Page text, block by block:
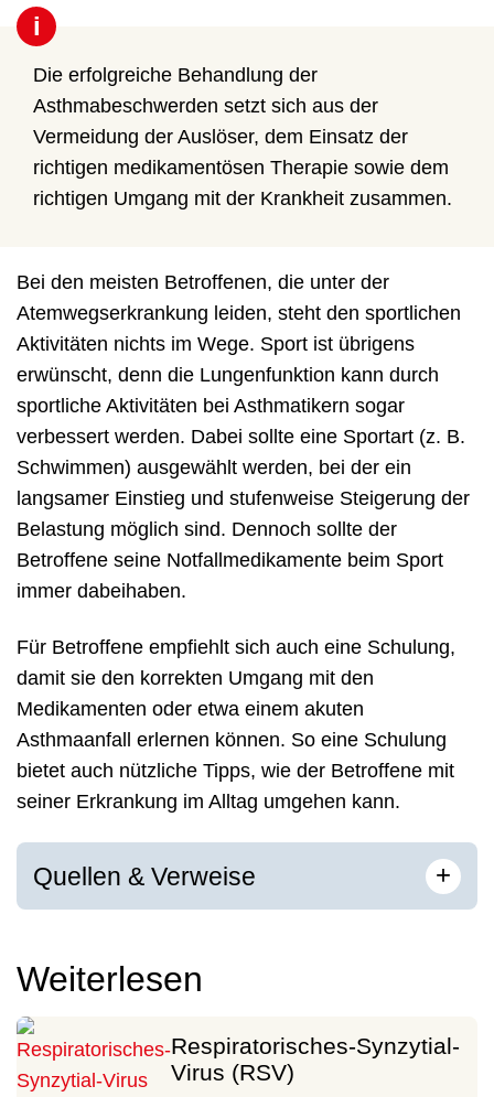
i
Die erfolgreiche Behandlung der
Asthmabeschwerden setzt sich aus der
Vermeidung der Auslöser, dem Einsatz der
richtigen medikamentösen Therapie sowie dem
richtigen Umgang mit der Krankheit zusammen.
Bei den meisten Betroffenen, die unter der
Atemwegserkrankung leiden, steht den sportlichen
Aktivitäten nichts im Wege. Sport ist übrigens
erwünscht, denn die Lungenfunktion kann durch
sportliche Aktivitäten bei Asthmatikern sogar
verbessert werden. Dabei sollte eine Sportart (z. B.
Schwimmen) ausgewählt werden, bei der ein
langsamer Einstieg und stufenweise Steigerung der
Belastung möglich sind. Dennoch sollte der
Betroffene seine Notfallmedikamente beim Sport
immer dabeihaben.
Für Betroffene empfiehlt sich auch eine Schulung,
damit sie den korrekten Umgang mit den
Medikamenten oder etwa einem akuten
Asthmaanfall erlernen können. So eine Schulung
bietet auch nützliche Tipps, wie der Betroffene mit
seiner Erkrankung im Alltag umgehen kann.
Quellen & Verweise +
Weiterlesen
Respiratorisches-Synzytial-
Virus (RSV)